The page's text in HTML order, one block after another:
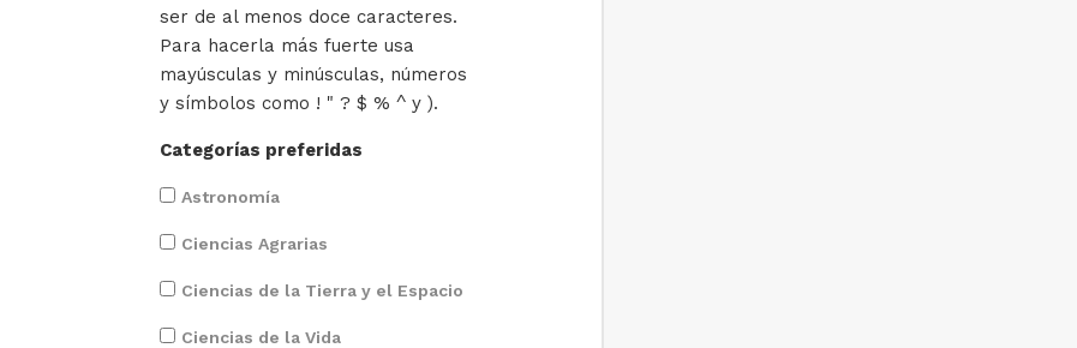
ser de al menos doce caracteres.
Para hacerla más fuerte usa
mayúsculas y minúsculas, números
y símbolos como ! " ? $ % ^ y ).
Categorías preferidas
Astronomía
Ciencias Agrarias
Ciencias de la Tierra y el Espacio
Ciencias de la Vida